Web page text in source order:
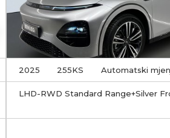
2025 255KS Automatski
LHD-RWD Standard Range+Silver